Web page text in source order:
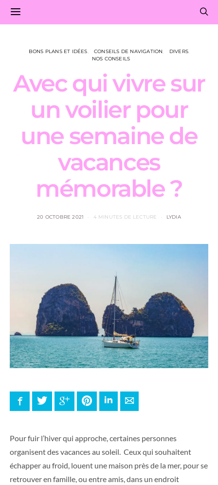
BONS PLANS ET IDÉES CONSEILS DE NAVIGATION
DIVERS
NOS CONSEILS
Avec qui vivre sur
un voilier pour
une semaine de
vacances
mémorable ?
20 OCTOBRE 2021 4 MINUTES DE LECTURE LYDIA
FacebookTwitter Google+ PinterestLinkedInE-mail
Pour fuir l’hiver qui approche, certaines personnes
organisent des vacances au soleil. Ceux qui souhaitent
échapper au froid, louent une maison près de la mer, pour se
retrouver en famille, ou entre amis, dans un endroit